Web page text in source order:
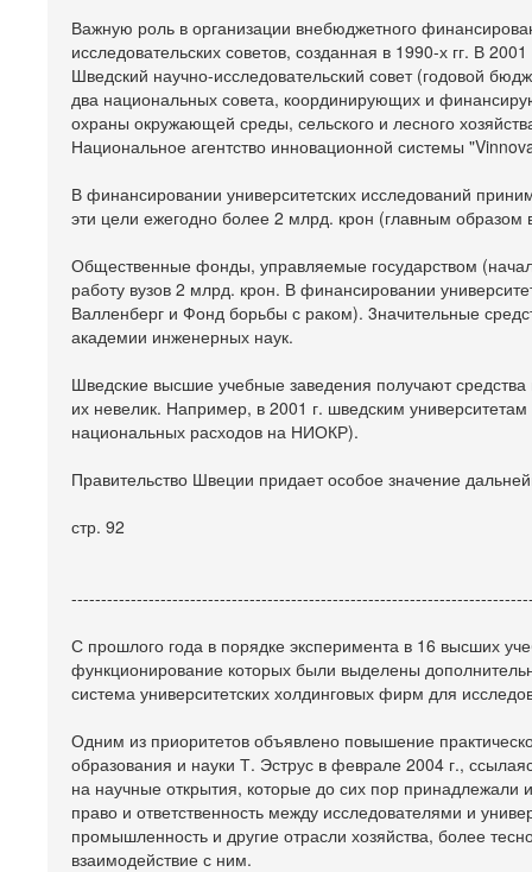
Важную роль в организации внебюджетного
исследовательских советов, созданная в 1990-х гг. В
Шведский научно-исследовательский совет (годовой
два национальных совета, координирующих и
охраны окружающей среды, сельского и лесного
Национальное агентство инновационной системы
В финансировании университетских исследований
эти цели ежегодно более 2 млрд. крон (главным образом
Общественные фонды, управляемые государством
работу вузов 2 млрд. крон. В финансировании
Валленберг и Фонд борьбы с раком). 3начительные
академии инженерных наук.
Шведские высшие учебные заведения получают
их невелик. Например, в 2001 г. шведским
национальных расходов на НИОКР).
Правительство Швеции придает особое значение
стр. 92
С прошлого года в порядке эксперимента в 16 высших
функционирование которых были выделены
система университетских холдинговых фирм для
Одним из приоритетов объявлено повышение
образования и науки Т. Эструс в феврале 2004 г.,
на научные открытия, которые до сих пор принадлежали
право и ответственность между исследователями и
промышленность и другие отрасли хозяйства, более
взаимодействие с ним.